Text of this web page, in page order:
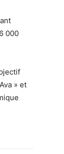
000
» et